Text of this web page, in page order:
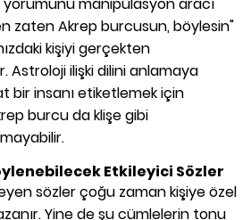
zaten Akrep burcusun, böylesin"
kişiyi gerçekten
Astroloji ilişki dilini anlamaya
bir insanı etiketlemek için
burcu da klişe gibi
Etkileyici Sözler
sözler çoğu zaman kişiye özel
Yine de şu cümlelerin tonu